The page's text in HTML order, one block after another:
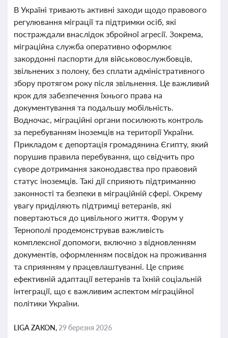
В Україні тривають активні заходи щодо правового
регулювання міграції та підтримки осіб, які
постраждали внаслідок збройної агресії. Зокрема,
міграційна служба оперативно оформлює
закордонні паспорти для військовослужбовців,
звільнених з полону, без сплати адміністративного
збору протягом року після звільнення. Це важливий
крок для забезпечення їхнього права на
документування та подальшу мобільність.
Водночас, міграційні органи посилюють контроль
за перебуванням іноземців на території України.
Прикладом є депортація громадянина Єгипту, який
порушив правила перебування, що свідчить про
суворе дотримання законодавства про правовий
статус іноземців. Такі дії сприяють підтриманню
законності та безпеки в міграційній сфері. Окрему
увагу приділяють підтримці ветеранів, які
повертаються до цивільного життя. Форум у
Тернополі продемонстрував важливість
комплексної допомоги, включно з відновленням
документів, оформленням посвідок на проживання
та сприянням у працевлаштуванні. Це сприяє
ефективній адаптації ветеранів та їхній соціальній
інтеграції, що є важливим аспектом міграційної
політики України.
LIGA ZAKON, 29 березня 2026